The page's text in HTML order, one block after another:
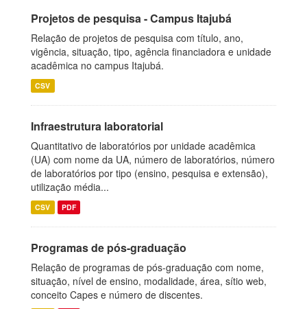
Projetos de pesquisa - Campus Itajubá
Relação de projetos de pesquisa com título, ano,
vigência, situação, tipo, agência financiadora e unidade
acadêmica no campus Itajubá.
CSV
Infraestrutura laboratorial
Quantitativo de laboratórios por unidade acadêmica
(UA) com nome da UA, número de laboratórios, número
de laboratórios por tipo (ensino, pesquisa e extensão),
utilização média...
CSV PDF
Programas de pós-graduação
Relação de programas de pós-graduação com nome,
situação, nível de ensino, modalidade, área, sítio web,
conceito Capes e número de discentes.